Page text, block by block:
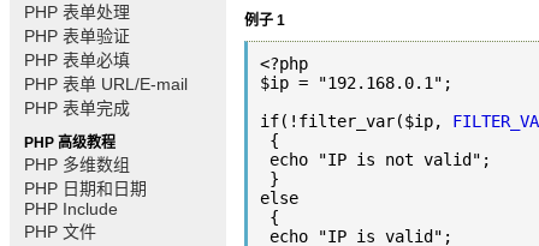
PHP 表单处理
PHP 表单验证
PHP 表单必填
PHP 表单 URL/E-mail
PHP 表单完成
PHP 高级教程
PHP 多维数组
PHP 日期和日期
PHP Include
PHP 文件
例子 1
<?php
$ip = "192.168.0.1";
if(!filter_var($ip,
else